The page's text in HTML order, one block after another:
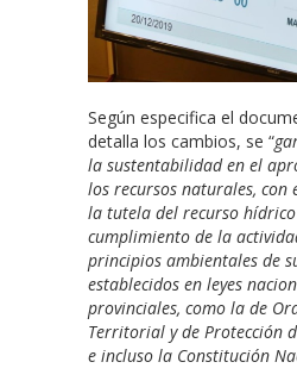
Según especifica el
detalla los cambios, se “
la sustentabilidad en el
los recursos naturales, con
la tutela del recurso
cumplimiento de la
principios ambientales de
establecidos en leyes
provinciales, como la de
Territorial y de Protección
e incluso la Constitución